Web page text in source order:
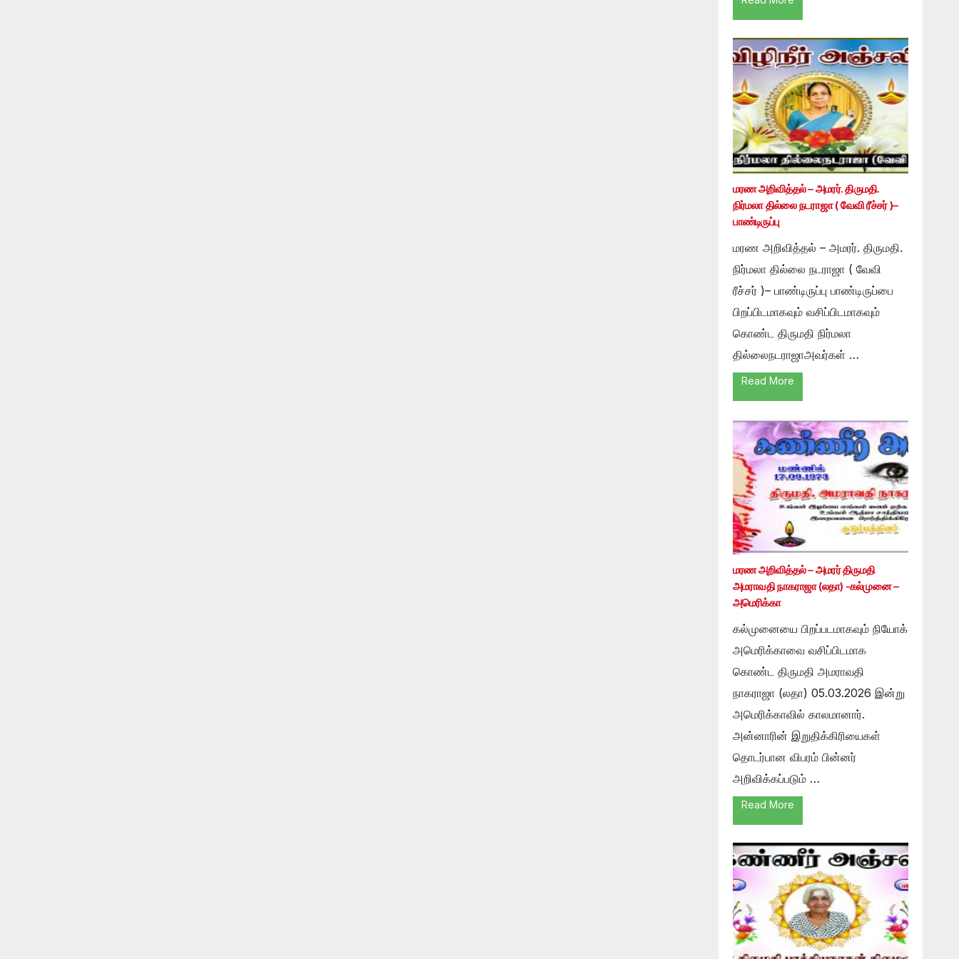
மரண அறிவித்தல் – அமரர். திருமதி.
நிர்மலா தில்லை நடராஜா ( வேவி ரீச்சர் )–
பாண்டிருப்பு
மரண அறிவித்தல் – அமரர். திருமதி.
நிர்மலா தில்லை நடராஜா ( வேவி
ரீச்சர் )– பாண்டிருப்பு பாண்டிருப்பை
பிறப்பிடமாகவும் வசிப்பிடமாகவும்
கொண்ட திருமதி நிர்மலா
தில்லைநடராஜாஅவர்கள் …
Read More
மரண அறிவித்தல் – அமரர் திருமதி
அமராவதி நாகராஜா (லதா) -கல்முனை –
அமெரிக்கா
கல்முனையை பிறப்படமாகவும் நியோக்
அமெரிக்காவை வசிப்பிடமாக
கொண்ட திருமதி அமராவதி
நாகராஜா (லதா) 05.03.2026 இன்று
அமெரிக்காவில் காலமானார்.
அன்னாரின் இறுதிக்கிரியைகள்
தொடர்பான விபரம் பின்னர்
அறிவிக்கப்படும் …
Read More